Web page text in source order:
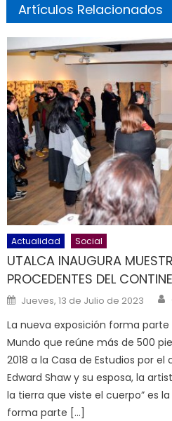
Artículos Relacionados
Actualidad Social
UTALCA INAUGURA
PROCEDENTES DEL
Posted on
Jueves, 13 de Julio de 2023
La nueva exposición forma
Mundo que reúne más de 500
2018 a la Casa de Estudios por
Edward Shaw y su esposa, la
la tierra que viste el cuerpo” es
forma parte […]